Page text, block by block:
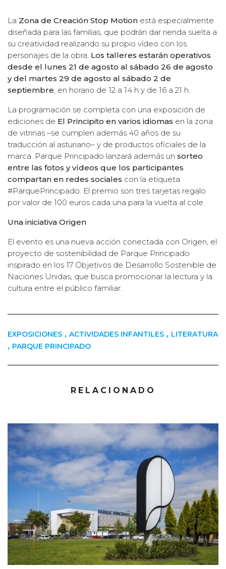
La Zona de Creación Stop Motion está especialmente
diseñada para las familias, que podrán dar rienda suelta a
su creatividad realizando su propio vídeo con los
personajes de la obra. Los talleres estarán operativos
desde el lunes 21 de agosto al sábado 26 de agosto
y del martes 29 de agosto al sábado 2 de
septiembre, en horario de 12 a 14 h y de 16 a 21 h.
La programación se completa con una exposición de
ediciones de El Principito en varios idiomas en la zona
de vitrinas –se cumplen además 40 años de su
traducción al asturiano– y de productos oficiales de la
marca. Parque Principado lanzará además un sorteo
entre las fotos y vídeos que los participantes
compartan en redes sociales con la etiqueta
#ParquePrincipado. El premio son tres tarjetas regalo
por valor de 100 euros cada una para la vuelta al cole.
Una iniciativa Origen
El evento es una nueva acción conectada con Origen, el
proyecto de sostenibilidad de Parque Principado
inspirado en los 17 Objetivos de Desarrollo Sostenible de
Naciones Unidas, que busca promocionar la lectura y la
cultura entre el público familiar.
EXPOSICIONES , ACTIVIDADES INFANTILES , LITERATURA
, PARQUE PRINCIPADO
RELACIONADO